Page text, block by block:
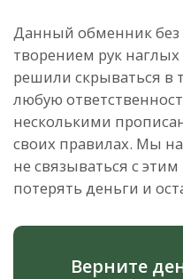
Данный обменник без
творением рук
решили скрываться в
любую
несколькими
своих правилах. Мы
не связываться с
потерять деньги и
Верните